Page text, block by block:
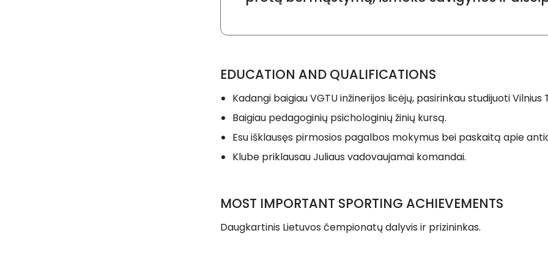
EDUCATION AND QUALIFICATIONS
Kadangi baigiau VGTU inžinerijos licėjų, pasirinkau studijuoti Vilnius
Baigiau pedagoginių psichologinių žinių kursą.
Esu išklausęs pirmosios pagalbos mokymus bei paskaitą apie
Klube priklausau Juliaus vadovaujamai komandai.
MOST IMPORTANT SPORTING ACHIEVEMENTS
Daugkartinis Lietuvos čempionatų dalyvis ir prizininkas.